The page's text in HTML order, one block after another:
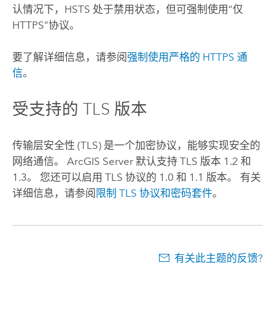
认情况下，HSTS 处于禁用状态，但可强制使用“仅
HTTPS”协议。
要了解详细信息，请参阅强制使用严格的 HTTPS 通
信。
受支持的 TLS 版本
传输层安全性 (TLS) 是一个加密协议，能够实现安全的
网络通信。 ArcGIS Server默认支持 TLS 版本 1.2 和
1.3。 您还可以启用 TLS 协议的 1.0 和 1.1 版本。 有关
详细信息，请参阅 限制 TLS 协议和密码套件。
有关此主题的反馈?